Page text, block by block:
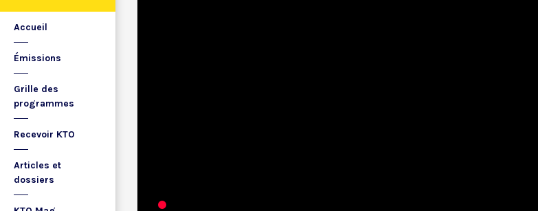
Accueil
Émissions
Grille des
programmes
Recevoir KTO
Articles et
dossiers